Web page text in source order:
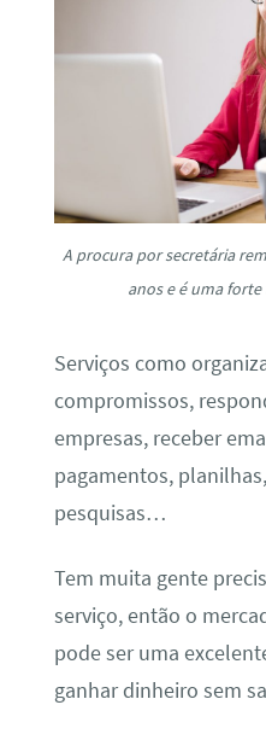
A procura por secretária
anos e é uma
Serviços como
compromissos,
empresas, receber
pagamentos,
pesquisas…
Tem muita gente
serviço, então o
pode ser uma
ganhar dinheiro sem